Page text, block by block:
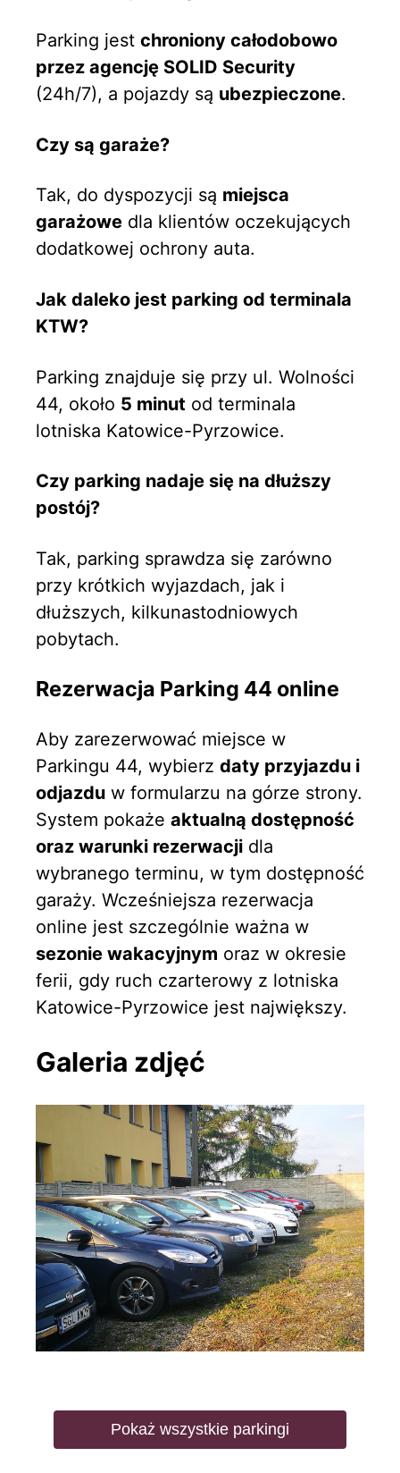
Parking jest chroniony całodobowo
przez agencję SOLID Security
(24h/7), a pojazdy są ubezpieczone.
Czy są garaże?
Tak, do dyspozycji są miejsca
garażowe dla klientów oczekujących
dodatkowej ochrony auta.
Jak daleko jest parking od terminala
KTW?
Parking znajduje się przy ul. Wolności
44, około 5 minut od terminala
lotniska Katowice-Pyrzowice.
Czy parking nadaje się na dłuższy
postój?
Tak, parking sprawdza się zarówno
przy krótkich wyjazdach, jak i
dłuższych, kilkunastodniowych
pobytach.
Rezerwacja Parking 44 online
Aby zarezerwować miejsce w
Parkingu 44, wybierz daty przyjazdu i
odjazdu w formularzu na górze strony.
System pokaże aktualną dostępność
oraz warunki rezerwacji dla
wybranego terminu, w tym dostępność
garaży. Wcześniejsza rezerwacja
online jest szczególnie ważna w
sezonie wakacyjnym oraz w okresie
ferii, gdy ruch czarterowy z lotniska
Katowice-Pyrzowice jest największy.
Galeria zdjęć
Pokaż wszystkie parkingi